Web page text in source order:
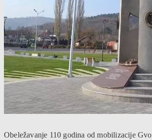
Obeležavanje 110 godina od mobilizacije